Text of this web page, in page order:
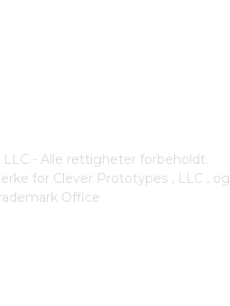
- Alle rettigheter forbeholdt.
for Clever Prototypes , LLC , og
Office